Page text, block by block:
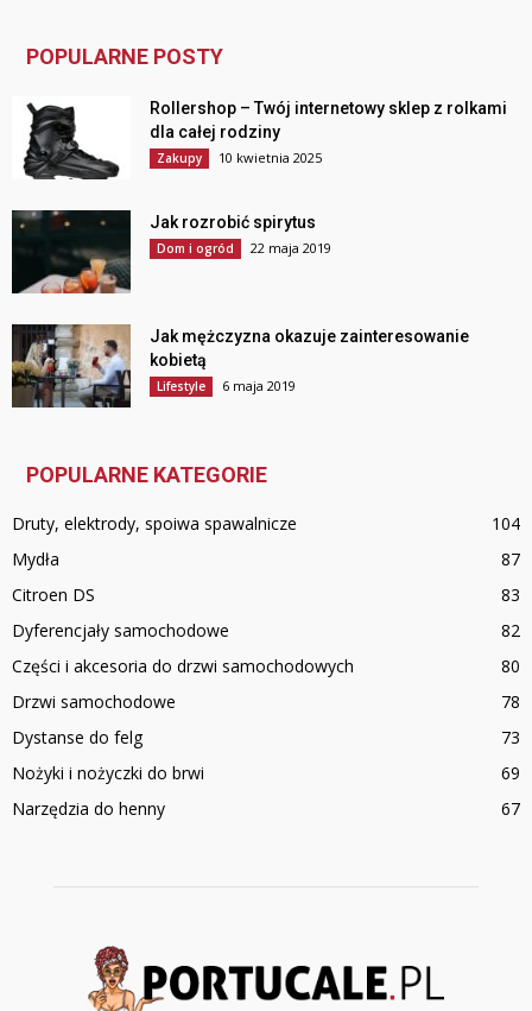
POPULARNE POSTY
Rollershop – Twój internetowy sklep z rolkami
dla całej rodziny
Zakupy 10 kwietnia 2025
Jak rozrobić spirytus
Dom i ogród 22 maja 2019
Jak mężczyzna okazuje zainteresowanie
kobietą
Lifestyle 6 maja 2019
POPULARNE KATEGORIE
Druty, elektrody, spoiwa spawalnicze
104
Mydła
87
Citroen DS
83
Dyferencjały samochodowe
82
Części i akcesoria do drzwi samochodowych
80
Drzwi samochodowe
78
Dystanse do felg
73
Nożyki i nożyczki do brwi
69
Narzędzia do henny
67